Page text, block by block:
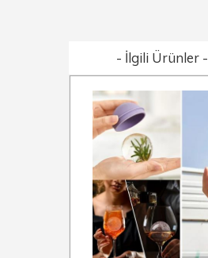
- İlgili Ürünler -